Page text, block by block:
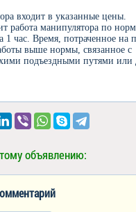
входит в указанные цены.
работа манипулятора по
1 час. Время, потраченное на
выше нормы, связанное с
подъездными путями или
объявлению: